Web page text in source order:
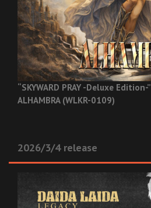
“SKYWARD PRAY -Deluxe Edition-”
ALHAMBRA (WLKR-0109)
2026/3/4 release